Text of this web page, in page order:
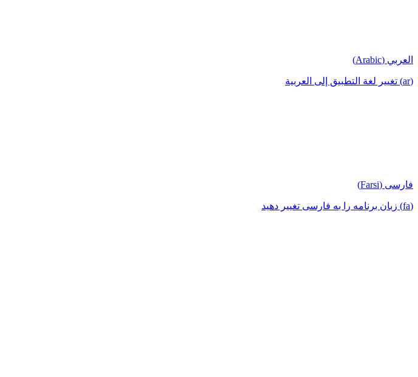
العربي (Arabic)
(ar) تغيير لغة التطبيق إلى العربية
فارسی (Farsi)
(fa) زبان برنامه را به فارسی تغییر دهید